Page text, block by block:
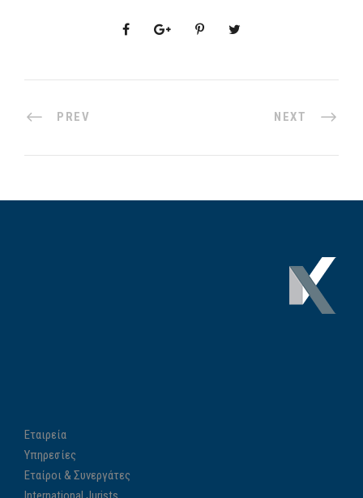
PREV NEXT
Εταιρεία
Υπηρεσίες
Εταίροι & Συνεργάτες